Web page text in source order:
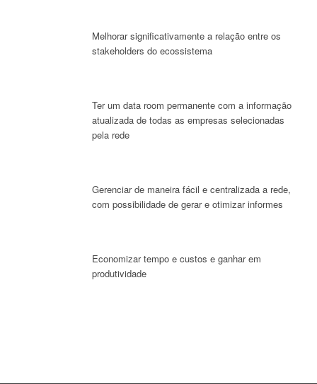
Melhorar significativamente a relação entre os
stakeholders do ecossistema
Ter um data room permanente com a informação
atualizada de todas as empresas selecionadas
pela rede
Gerenciar de maneira fácil e centralizada a rede,
com possibilidade de gerar e otimizar informes
Economizar tempo e custos e ganhar em
produtividade